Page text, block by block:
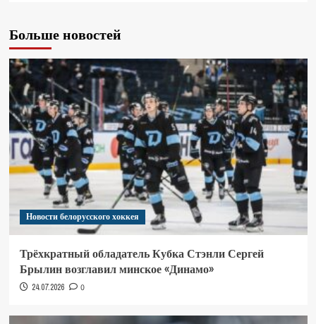
Больше новостей
Новости белорусского хоккея
Трёхкратный обладатель Кубка Стэнли Сергей
Брылин возглавил минское «Динамо»
24.07.2026 0